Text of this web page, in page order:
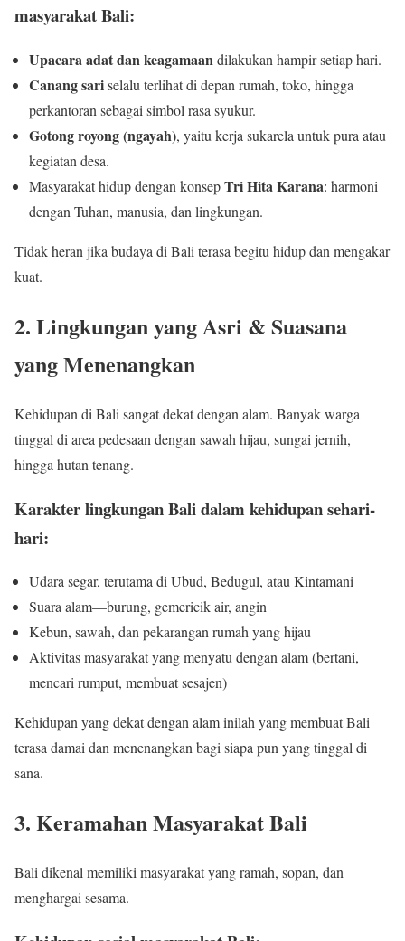
masyarakat Bali:
Upacara adat dan keagamaandilakukan hampir setiap hari.
Canang sariselalu terlihat di depan rumah, toko, hingga
perkantoran sebagai simbol rasa syukur.
Gotong royong (ngayah), yaitu kerja sukarela untuk pura atau
kegiatan desa.
Masyarakat hidup dengan konsepTri Hita Karana: harmoni
dengan Tuhan, manusia, dan lingkungan.
Tidak heran jika budaya di Bali terasa begitu hidup dan mengakar
kuat.
2. Lingkungan yang Asri & Suasana
yang Menenangkan
Kehidupan di Bali sangat dekat dengan alam. Banyak warga
tinggal di area pedesaan dengan sawah hijau, sungai jernih,
hingga hutan tenang.
Karakter lingkungan Bali dalam kehidupan sehari-
hari:
Udara segar, terutama di Ubud, Bedugul, atau Kintamani
Suara alam—burung, gemericik air, angin
Kebun, sawah, dan pekarangan rumah yang hijau
Aktivitas masyarakat yang menyatu dengan alam (bertani,
mencari rumput, membuat sesajen)
Kehidupan yang dekat dengan alam inilah yang membuat Bali
terasa damai dan menenangkan bagi siapa pun yang tinggal di
sana.
3. Keramahan Masyarakat Bali
Bali dikenal memiliki masyarakat yang ramah, sopan, dan
menghargai sesama.